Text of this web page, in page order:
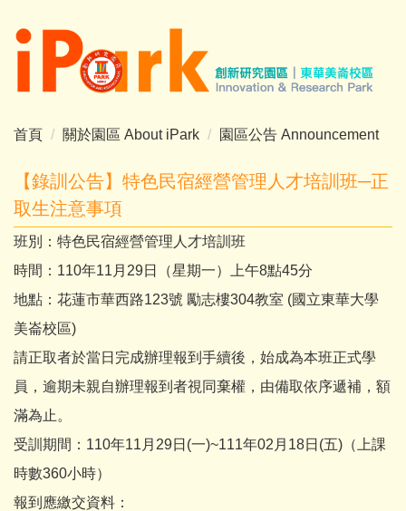
到
區
首頁 關於園區 About iPark 園區公告 Announcement
【錄訓公告】特色民宿經營管理人才培訓班─正
取生注意事項
班別：特色民宿經營管理人才培訓班
時間：110年11月29日（星期一）上午8點45分
地點：花蓮市華西路123號 勵志樓304教室 (國立東華大學
美崙校區)
請正取者於當日完成辦理報到手續後，始成為本班正式學
員，逾期未親自辦理報到者視同棄權，由備取依序遞補，額
滿為止。
受訓期間：110年11月29日(一)~111年02月18日(五)（上課
時數360小時）
報到應繳交資料：